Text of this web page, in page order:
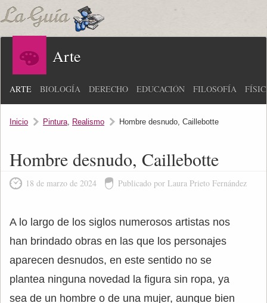
Arte
ARTE BIOLOGÍA DERECHO EDUCACIÓN FILOSOFÍA
Inicio Pintura, Realismo Hombre desnudo, Caillebotte
Hombre desnudo, Caillebotte
18 de marzo de 2024 Publicado por Laura Prieto Fernández
A lo largo de los siglos numerosos artistas nos
han brindado obras en las que los personajes
aparecen desnudos, en este sentido no se
plantea ninguna novedad la figura sin ropa, ya
sea de un hombre o de una mujer, aunque bien